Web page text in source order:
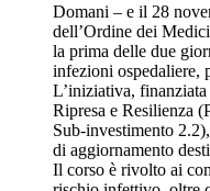
Domani – e il 28
dell’Ordine dei
la prima delle due
infezioni ospedaliere,
L’iniziativa,
Ripresa e Resilienza
Sub-investimento
di aggiornamento
Il corso è rivolto ai